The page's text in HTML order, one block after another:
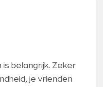
belangrijk. Zeker
je vrienden